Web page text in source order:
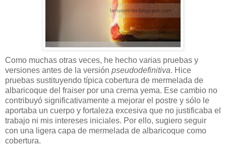
Como muchas otras veces, he hecho varias pruebas y
versiones antes de la versión pseudodefinitiva. Hice
pruebas sustituyendo típica cobertura de mermelada de
albaricoque del fraiser por una crema yema. Ese cambio no
contribuyó significativamente a mejorar el postre y sólo le
aportaba un cuerpo y fortaleza excesiva que no justificaba el
trabajo ni mis intereses iniciales. Por ello, sugiero seguir
con una ligera capa de mermelada de albaricoque como
cobertura.